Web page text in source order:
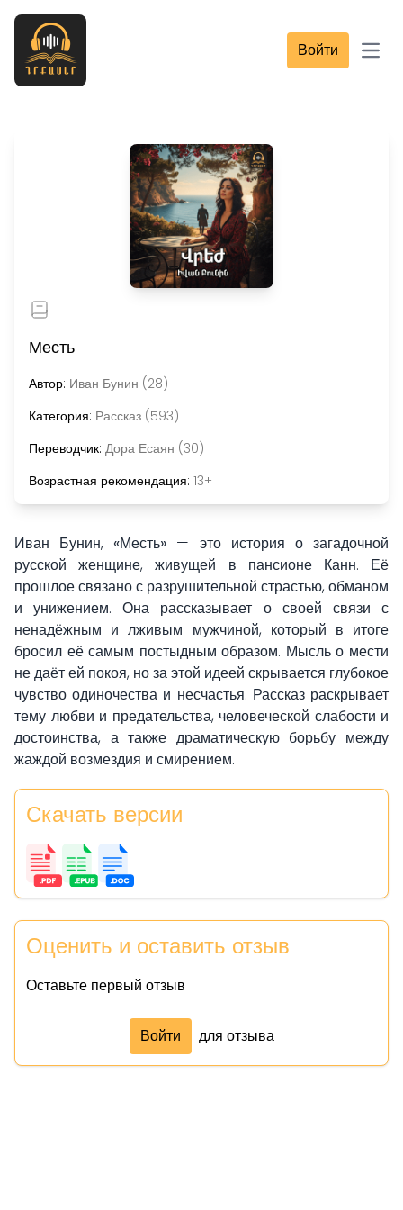
Войти
Месть
Автор: Иван Бунин (28)
Категория: Рассказ (593)
Переводчик: Дора Есаян (30)
Возрастная рекомендация: 13+
Иван Бунин, «Месть» — это история о загадочной
русской женщине, живущей в пансионе Канн. Её
прошлое связано с разрушительной страстью, обманом
и унижением. Она рассказывает о своей связи с
ненадёжным и лживым мужчиной, который в итоге
бросил её самым постыдным образом. Мысль о мести
не даёт ей покоя, но за этой идеей скрывается глубокое
чувство одиночества и несчастья. Рассказ раскрывает
тему любви и предательства, человеческой слабости и
достоинства, а также драматическую борьбу между
жаждой возмездия и смирением.
Скачать версии
Оценить и оставить отзыв
Оставьте первый отзыв
Войти для отзыва